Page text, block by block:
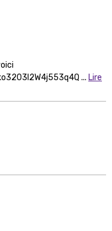
... Lire